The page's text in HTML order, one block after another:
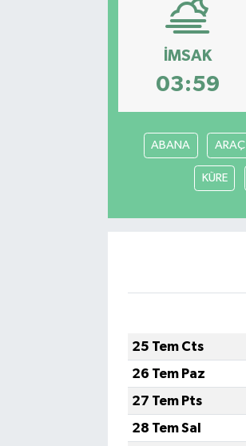
İMSAK
03:59
ABANA ARAÇ
KÜRE
25 Tem Cts
26 Tem Paz
27 Tem Pts
28 Tem Sal